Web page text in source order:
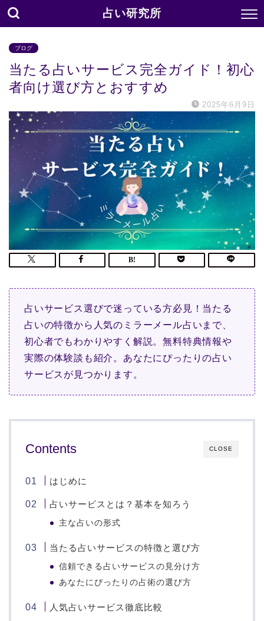
占い研究所
ブログ
当たる占いサービス完全ガイド！初心
者向け選び方とおすすめ
2025年6月9日
占いサービス選びで迷っている方必見！当たる
占いの特徴から人気のミラーメール占いまで、
初心者でもわかりやすく解説。無料特典情報や
実際の体験談も紹介。あなたにぴったりの占い
サービスが見つかります。
CLOSE
Contents
はじめに
占いサービスとは？基本を知ろう
主な占いの形式
当たる占いサービスの特徴と選び方
信頼できる占いサービスの見分け方
あなたにぴったりの占術の選び方
人気占いサービス徹底比較